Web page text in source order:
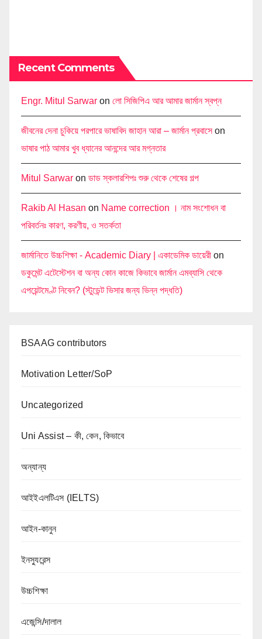
Recent Comments
Engr. Mitul Sarwar on লো সিজিপিএ আর আমার জার্মান স্বপ্ন
জীবনের দেনা চুকিয়ে পরপারে ভাষাবিদ জাহান আরা – জার্মান প্রবাসেon
ভাষার পাঠ আমার খুব ধ্যানের আনন্দের আর মগ্নতার
Mitul Sarwar on ডাড স্কলারশিপঃ শুরু থেকে শেষের গল্প
Rakib Al Hasan on Name correction । নাম সংশোধন বা
পরিবর্তনঃ কারণ, করণীয়, ও সতর্কতা
জার্মানিতে উচ্চশিক্ষা - Academic Diary | একাডেমিক ডায়েরী on
ডকুমেন্ট এটেস্টেশন বা অন্য কোন কাজে কিভাবে জার্মান এমব্যাসি থেকে
এপয়েন্টমেণ্ট নিবেন? (স্টুডেন্ট ভিসার জন্য ভিন্ন পদ্ধতি)
BSAAG contributors
Motivation Letter/SoP
Uncategorized
Uni Assist – কী, কেন, কিভাবে
অন্যান্য
আইইএলটিএস (IELTS)
আইন-কানুন
ইনস্যুরেন্স
উচ্চশিক্ষা
এজেন্সি/দালাল